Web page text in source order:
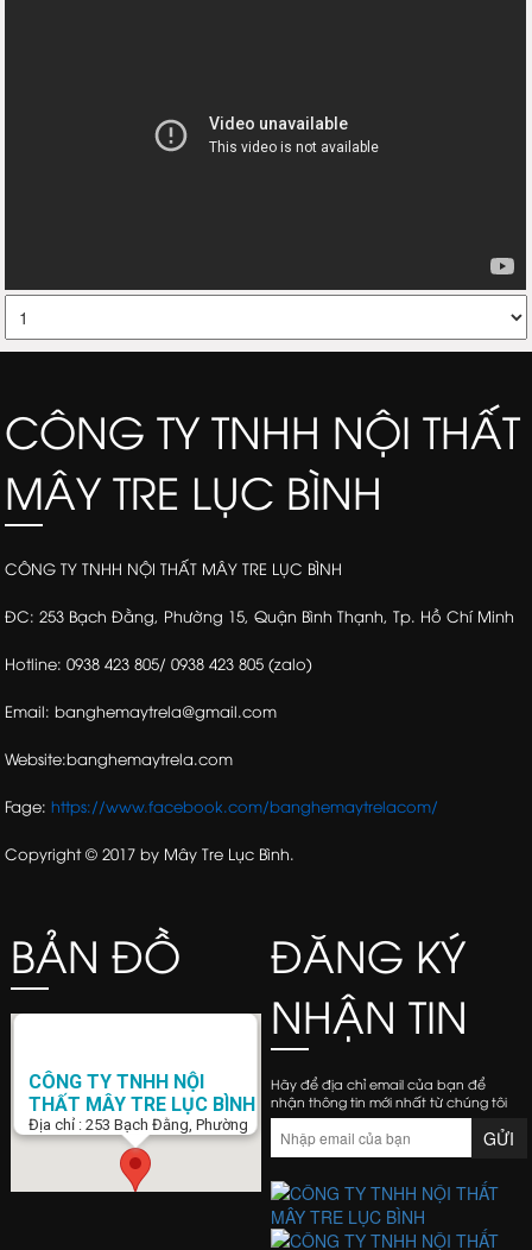
CÔNG TY TNHH NỘI THẤT
MÂY TRE LỤC BÌNH
CÔNG TY TNHH NỘI THẤT MÂY TRE LỤC BÌNH
ĐC: 253 Bạch Đằng, Phường 15, Quận Bình Thạnh, Tp. Hồ Chí Minh
Hotline: 0938 423 805/ 0938 423 805 (zalo)
Email: banghemaytrela@gmail.com
Website:banghemaytrela.com
Fage:https://www.facebook.com/banghemaytrelacom/
Copyright © 2017 by Mây Tre Lục Bình.
BẢN ĐỒ
CÔNG TY TNHH NỘI
THẤT MÂY TRE LỤC BÌNH
Địa chỉ : 253 Bạch Đằng, Phường
15, Q. Bình Thạnh, Tp. Hồ Chí Minh
Điện Thoại : 0938 423 805
banghemaytrela@gmail.com
ĐĂNG KÝ
NHẬN TIN
Hãy để địa chỉ email của bạn để
nhận thông tin mới nhất từ chúng tôi